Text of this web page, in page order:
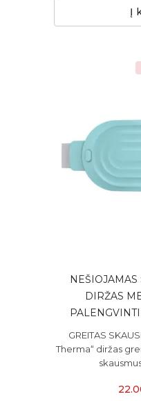
Į
DIRŽAS
GREITAS
Therma“ diržas